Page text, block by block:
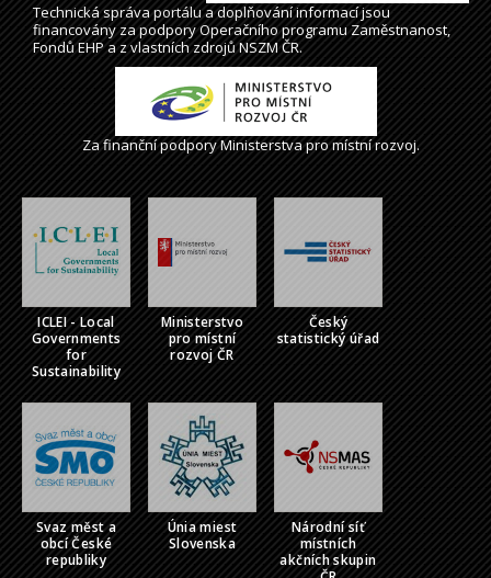
Technická správaportálua doplňování informací jsou
financovány za podpory Operačního programu Zaměstnanost,
Fondů EHP a z vlastních zdrojů NSZM ČR.
Za finanční podpory Ministerstva pro místní rozvoj.
ICLEI - Local
Governments
for
Sustainability
Ministerstvo
pro místní
rozvoj ČR
Český
statistický úřad
Svaz měst a
obcí České
republiky
Únia miest
Slovenska
Národní síť
místních
akčních skupin